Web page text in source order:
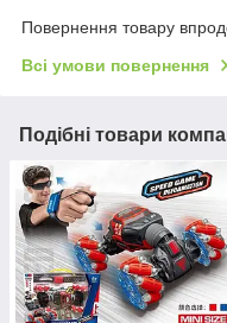
Повернення товару
Всі умови повернення
Подібні товари